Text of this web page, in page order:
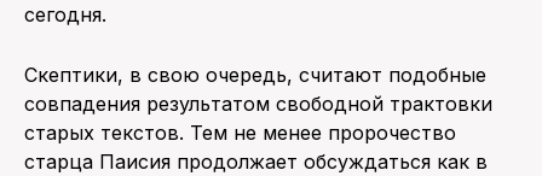
сегодня.
Скептики, в свою очередь, считают подобные
совпадения результатом свободной трактовки
старых текстов. Тем не менее пророчество
старца Паисия продолжает обсуждаться как в